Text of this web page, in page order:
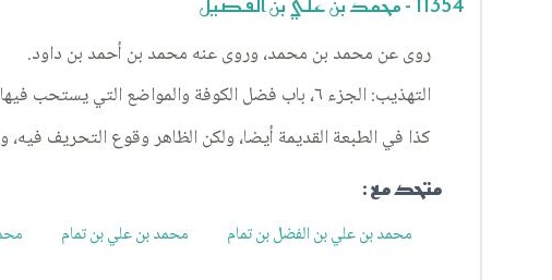
روى عن محمد بن محمد، وروى عنه محمد بن أحمد بن داود.
التهذيب: الجزء ٦، باب فضل الكوفة والمواضع التي يستحب فيها الصلاة، الحديث ٧٤.
كذا في الطبعة القديمة أيضا، ولكن الظاهر وقوع التحريف
متحد مع :
محمد بن علي بن الفضل بن تمام محمد بن علي بن تمام